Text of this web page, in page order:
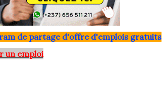
de partage d'offre d'emplois gratuits
un emploi